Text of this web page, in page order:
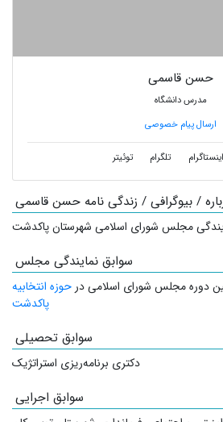
حسن قاسمی
مدرس دانشگاه
ارسال پیام خصوصی
اینستاگرام تلگرام توئیتر
/ بیوگرافی / زندگی نامه حسن قاسمی
مجلس شورای اسلامی شهرستان پاکدشت
سوابق نمایندگی مجلس
دوره مجلس شورای اسلامی در حوزه انتخابیه
پاکدشت
سوابق تحصیلی
دکتری برنامه‌ریزی استراتژیک
سوابق اجرایی